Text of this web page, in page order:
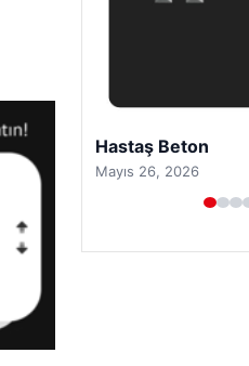
Prenses Night Club
Nisan 29, 2026